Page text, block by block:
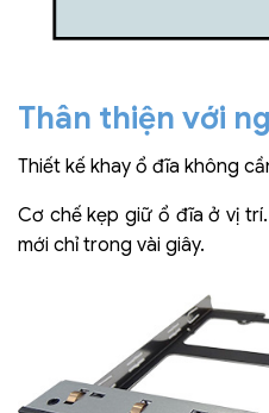
Thân thiện với
Thiết kế khay ổ đĩa không
Cơ chế kẹp giữ ổ đĩa ở vị
mới chỉ trong vài giây.